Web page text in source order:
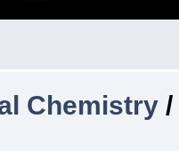
Chemistry